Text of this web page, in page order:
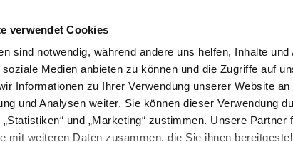
verwendet Cookies
sind notwendig, während andere uns helfen, Inhalte
Medien anbieten zu können und die Zugriffe auf
Informationen zu Ihrer Verwendung unserer Website
und Analysen weiter. Sie können dieser Verwendung
„Statistiken“ und „Marketing“ zustimmen. Unsere
mit weiteren Daten zusammen, die Sie ihnen
Magazin
NUTZTIERE VÖGEL ZUSÄTZE